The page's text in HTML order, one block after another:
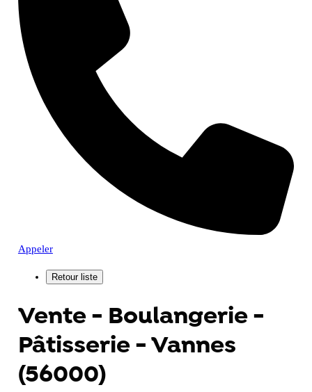
Appeler
Vente - Boulangerie -
Pâtisserie - Vannes
(56000)